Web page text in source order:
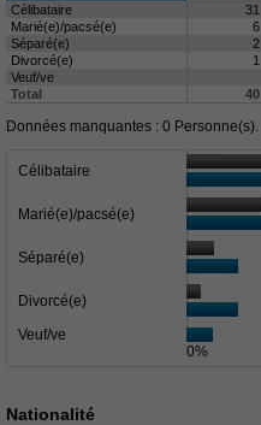
Célibataire
31
Marié(e)/pacsé(e)
6
Séparé(e)
2
Divorcé(e)
1
Veuf/ve
Total
40
Données manquantes : 0 Personne(s).
Célibataire
Marié(e)/pacsé(e)
Séparé(e)
Divorcé(e)
Veuf/ve
0%
Nationalité